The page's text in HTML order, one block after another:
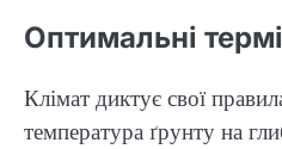
Оптимальні
Клімат диктує свої
температура ґрунту на